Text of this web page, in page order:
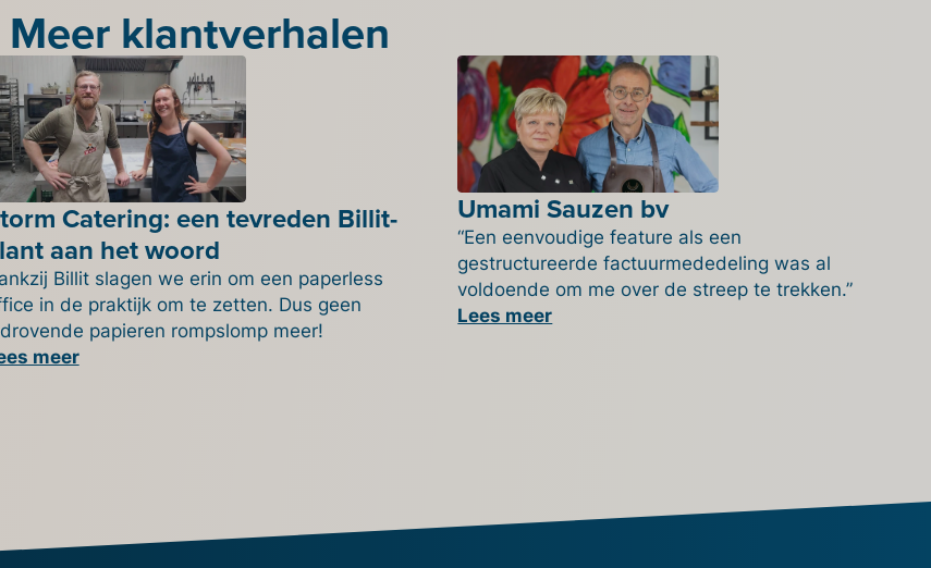
Meer klantverhalen
Catering: een tevreden Billit-
aan het woord
Billit slagen we erin om een paperless
in de praktijk om te zetten. Dus geen
papieren rompslomp meer!
meer
Umami Sauzen bv
“Een eenvoudige feature als een
gestructureerde factuurmededeling was al
voldoende om me over de streep te trekken.”
Lees meer